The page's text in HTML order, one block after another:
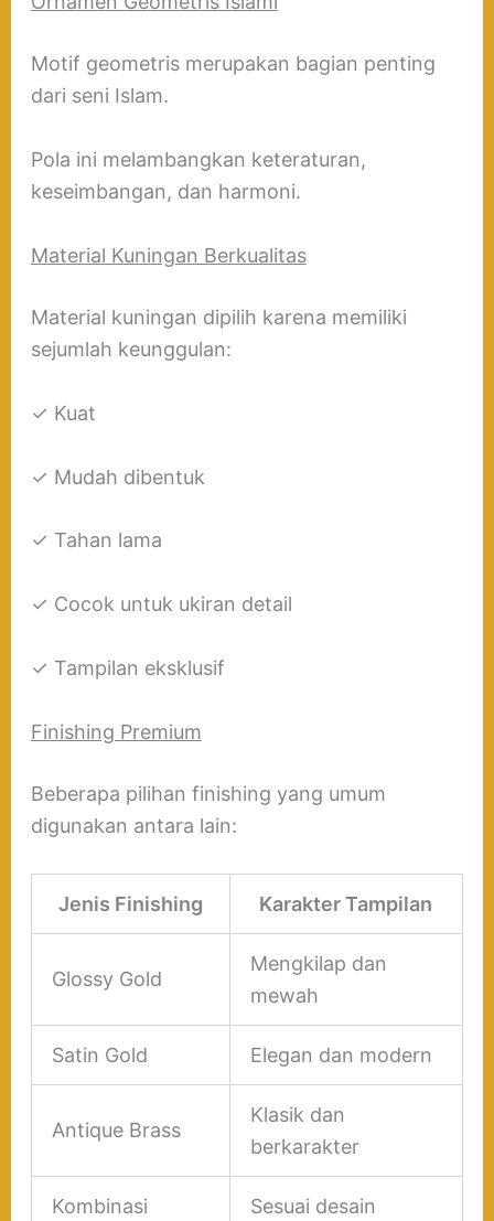
Motif geometris merupakan bagian penting
dari seni Islam.
Pola ini melambangkan keteraturan,
keseimbangan, dan harmoni.
Material Kuningan Berkualitas
Material kuningan dipilih karena memiliki
sejumlah keunggulan:
✓ Kuat
✓ Mudah dibentuk
✓ Tahan lama
✓ Cocok untuk ukiran detail
✓ Tampilan eksklusif
Finishing Premium
Beberapa pilihan finishing yang umum
digunakan antara lain:
Jenis Finishing Karakter Tampilan
Glossy Gold
Mengkilap dan
mewah
Satin Gold Elegan dan modern
Antique Brass
Klasik dan
berkarakter
Kombinasi
Sesuai desain